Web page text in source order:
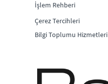
İşlem Rehberi
Çerez Tercihleri
Bilgi Toplumu Hizmetleri